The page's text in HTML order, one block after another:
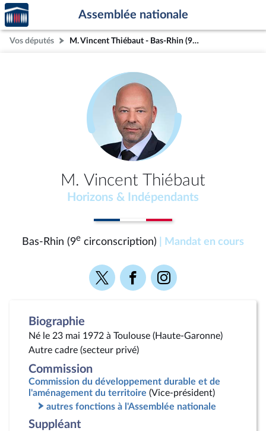
Aller au contenu
Aller en bas de la page
Accèder
à la
page
d'accueil
Assemblée nationale
Vos députés M. Vincent Thiébaut - Bas-Rhin (9e circonscription)
M. Vincent Thiébaut
Horizons & Indépendants
Bas-Rhin (9e circonscription) | Mandat en cours
Voir
la
Voir
la
Voir
la
Biographie
Né le 23 mai 1972 à Toulouse (Haute-Garonne)
Autre cadre (secteur privé)
Commission
Commission du développement durable et de
l'aménagement du territoire (Vice-président)
autres fonctions à l'Assemblée nationale
Suppléant